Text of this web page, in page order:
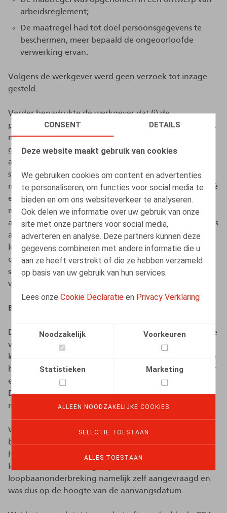
CONSENT DETAILS
Deze website maakt gebruik van cookies
We gebruiken cookies om content en advertenties
te personaliseren, om functies voor social media te
bieden en om ons websiteverkeer te analyseren.
Ook delen we informatie over uw gebruik van onze
site met onze partners voor social media,
adverteren en analyse. Deze partners kunnen deze
gegevens combineren met andere informatie die u
aan ze heeft verstrekt of die ze hebben verzameld
op basis van uw gebruik van hun services.
Lees onzeCookie Declaratie en Privacy Verklaring
Noodzakelijk Voorkeuren
Statistieken Marketing
ALLEEN NOODZAKELIJKE COOKIES
SELECTIE TOESTAAN
ALLES TOESTAAN
arbeidsreglement;
De maatregel had tot doel persoonsgegevens te
beschermen, meer bepaald de ongeoorloofde
verwerking ervan.
Volgens de werkgever werd geen verzoek tot inzage
gesteld.
Verder benadrukte de werkgever dat (i) de
professionele rechten van de agenten inzake promotie,
mandaattoewijzing en salarisschalen werden
gevrijwaard en de relevante informatie via
aangetekende brief werd bezorgd; (ii) de werknemer
steeds de mogelijkheid had om contact op te nemen
met de HR-afdeling via alternatieve kanalen (zoals privé
e-mail, post en telefoon); (iii) de werknemer ook de
mogelijkheid had gehad om een automatisch
afwezigheidsbericht in te stellen of de eventuele e-mails
af te drukken vóór de aanvang van zijn
loopbaanonderbreking en (iv) men binnen de
onderneming bezig was om het beleid over de
schorsing van toegang op het moment van de feiten te
verduidelijken in het arbeidsreglement.
Beoordeling door de GBA
De GBA ging over tot seponering van de klacht omwille
van opportuniteitsredenen. De GBA oordeelde dat de
klacht onvoldoende gedetailleerd was en onvoldoende
bewijzen bevatte om de GBA in staat te stellen om over
een eventuele schending te kunnen oordelen.
Daarnaast had de klacht volgens de GBA geen grote
maatschappelijke of persoonlijke impact.
Wat het gebrek aan automatisch afwezigheidsbericht
betreft, oordeelde de GBA dat de werknemer dit zelf
had kunnen doen vóór de aanvang van zijn
loopbaanonderbreking. Hij had de
loopbaanonderbreking namelijk zelf aangevraagd en
was dus op de hoogte van de aanvangsdatum.